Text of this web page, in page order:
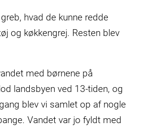
hvad de kunne redde
og køkkengrej. Resten blev
med børnene på
landsbyen ved 13-tiden, og
blev vi samlet op af nogle
Vandet var jo fyldt med